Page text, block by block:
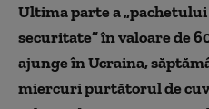
Ultima parte a
securitate” în valoare de
ajunge în Ucraina,
miercuri purtătorul de